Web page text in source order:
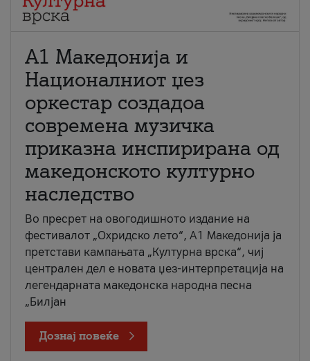
А1 Македонија и
Националниот џез
оркестар создадоа
современа музичка
приказна инспирирана од
македонското културно
наследство
Во пресрет на овогодишното издание на
фестивалот „Охридско лето“, А1 Македонија ја
претстави кампањата „Културна врска“, чиј
централен дел е новата џез-интерпретација на
легендарната македонска народна песна
„Билјан
Дознај повеќе